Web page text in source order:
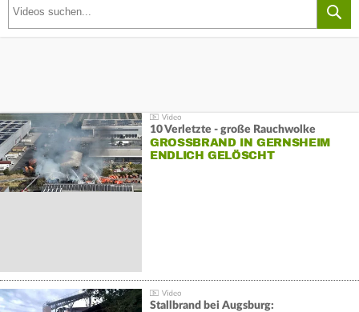
10 Verletzte - große Rauchwolke
GROSSBRAND IN GERNSHEIM E
NDLICH GELÖSCHT
Stallbrand bei Augsburg: